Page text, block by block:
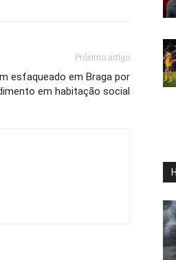
Próximo artigo
esfaqueado em Braga por
em habitação social